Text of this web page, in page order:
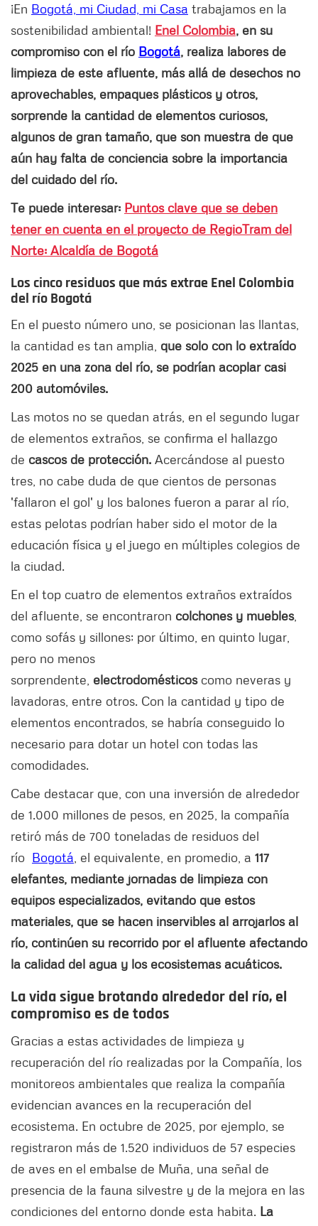
¡En Bogotá, mi Ciudad, mi Casa trabajamos en la
sostenibilidad ambiental! Enel Colombia, en su
compromiso con el río Bogotá, realiza labores de
limpieza de este afluente, más allá de desechos no
aprovechables, empaques plásticos y otros,
sorprende la cantidad de elementos curiosos,
algunos de gran tamaño, que son muestra de que
aún hay falta de conciencia sobre la importancia
del cuidado del río.
Te puede interesar: Puntos clave que se deben
tener en cuenta en el proyecto de RegioTram del
Norte: Alcaldía de Bogotá
Los cinco residuos que más extrae Enel Colombia
del río Bogotá
En el puesto número uno, se posicionan las llantas,
la cantidad es tan amplia, que solo con lo extraído
2025 en una zona del río, se podrían acoplar casi
200 automóviles.
Las motos no se quedan atrás, en el segundo lugar
de elementos extraños, se confirma el hallazgo
de cascos de protección. Acercándose al puesto
tres, no cabe duda de que cientos de personas
'fallaron el gol' y los balones fueron a parar al río,
estas pelotas podrían haber sido el motor de la
educación física y el juego en múltiples colegios de
la ciudad.
En el top cuatro de elementos extraños extraídos
del afluente, se encontraron colchones y muebles,
como sofás y sillones; por último, en quinto lugar,
pero no menos
sorprendente, electrodomésticoscomo neveras y
lavadoras, entre otros. Con la cantidad y tipo de
elementos encontrados, se habría conseguido lo
necesario para dotar un hotel con todas las
comodidades.
Cabe destacar que, con una inversión de alrededor
de 1.000 millones de pesos, en 2025, la compañía
retiró más de 700 toneladas de residuos del
río Bogotá , el equivalente, en promedio, a 117
elefantes, mediante jornadas de limpieza con
equipos especializados, evitando que estos
materiales, que se hacen inservibles al arrojarlos al
río, continúen su recorrido por el afluente afectando
la calidad del agua y los ecosistemas acuáticos.
La vida sigue brotando alrededor del río, el
compromiso es de todos
Gracias a estas actividades de limpieza y
recuperación del río realizadas por la Compañía, los
monitoreos ambientales que realiza la compañía
evidencian avances en la recuperación del
ecosistema. En octubre de 2025, por ejemplo, se
registraron más de 1.520 individuos de 57 especies
de aves en el embalse de Muña, una señal de
presencia de la fauna silvestre y de la mejora en las
condiciones del entorno donde esta habita. La